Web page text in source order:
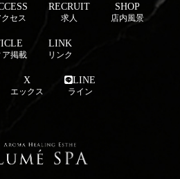
クセス
RECRUIT
求人
SHOP
店内風景
ア掲載
LINK
リンク
X
エックス
LINE
ライン